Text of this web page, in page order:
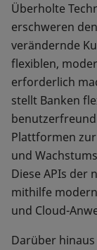
Überholte
erschweren
verändernde
flexiblen,
erforderlich
stellt Banken
Plattformen
und
Diese APIs der
mithilfe
und Cloud-
Darüber